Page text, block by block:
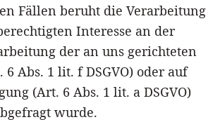
Fällen beruht die Verarbeitung
Interesse an der
der an uns gerichteten
Abs. 1 lit. f DSGVO) oder auf
(Art. 6 Abs. 1 lit. a DSGVO)
wurde.